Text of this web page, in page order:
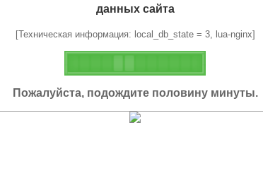
данных сайта
[Техническая информация: local_db_state = 3, lua-nginx]
Пожалуйста, подождите половину минуты.